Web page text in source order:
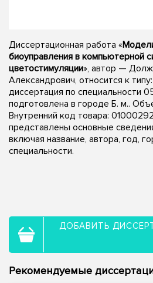
Диссертационная работа «
биоуправления в компьютерной
цветостимуляции», автор —
Александрович, относится к
диссертация по специальности
подготовлена в городе Б. м..
Внутренний код товара:
представлены основные
включая название, автора, год,
специальности.
ДОБАВИТЬ
Рекомендуемые